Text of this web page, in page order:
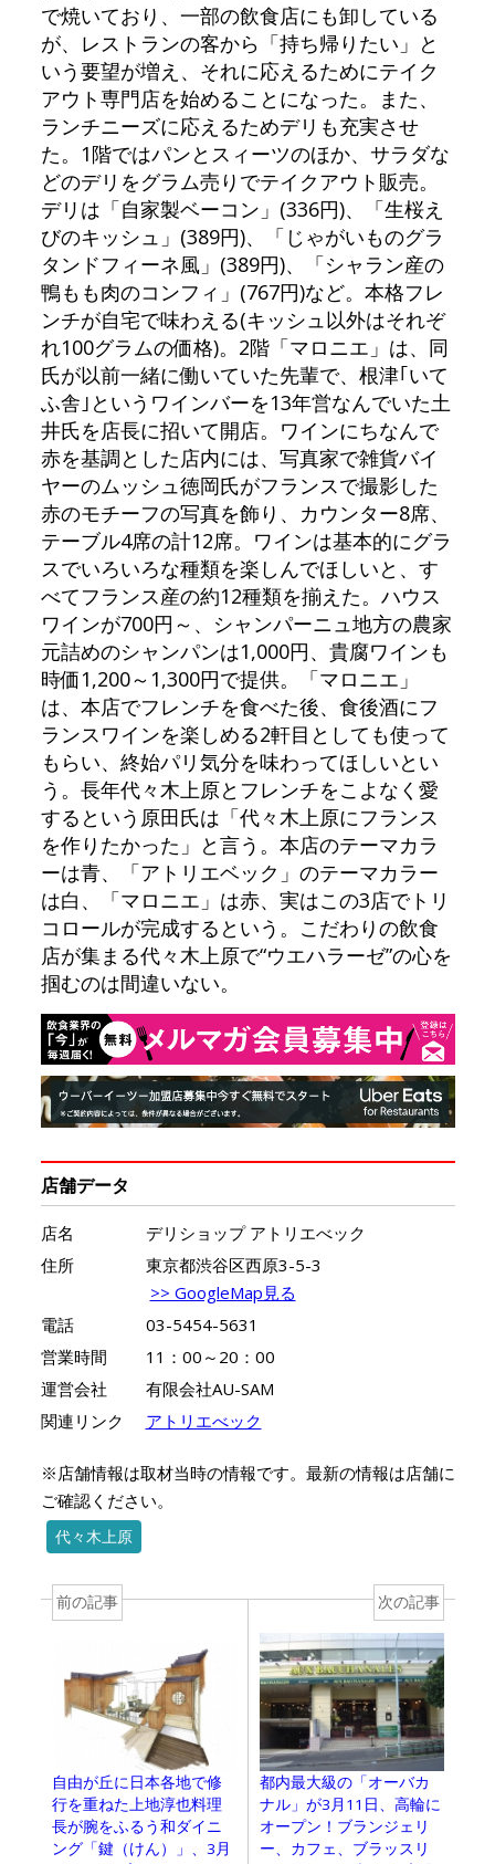
で焼いており、一部の飲食店にも卸している
が、レストランの客から「持ち帰りたい」と
いう要望が増え、それに応えるためにテイク
アウト専門店を始めることになった。また、
ランチニーズに応えるためデリも充実させ
た。1階ではパンとスィーツのほか、サラダな
どのデリをグラム売りでテイクアウト販売。
デリは「自家製ベーコン」(336円)、「生桜え
びのキッシュ」(389円)、「じゃがいものグラ
タンドフィーネ風」(389円)、「シャラン産の
鴨もも肉のコンフィ」(767円)など。本格フレ
ンチが自宅で味わえる(キッシュ以外はそれぞ
れ100グラムの価格)。2階「マロニエ」は、同
氏が以前一緒に働いていた先輩で、根津｢いて
ふ舎｣というワインバーを13年営なんでいた土
井氏を店長に招いて開店。ワインにちなんで
赤を基調とした店内には、写真家で雑貨バイ
ヤーのムッシュ徳岡氏がフランスで撮影した
赤のモチーフの写真を飾り、カウンター8席、
テーブル4席の計12席。ワインは基本的にグラ
スでいろいろな種類を楽しんでほしいと、す
べてフランス産の約12種類を揃えた。ハウス
ワインが700円～、シャンパーニュ地方の農家
元詰めのシャンパンは1,000円、貴腐ワインも
時価1,200～1,300円で提供。「マロニエ」
は、本店でフレンチを食べた後、食後酒にフ
ランスワインを楽しめる2軒目としても使って
もらい、終始パリ気分を味わってほしいとい
う。長年代々木上原とフレンチをこよなく愛
するという原田氏は「代々木上原にフランス
を作りたかった」と言う。本店のテーマカラ
ーは青、「アトリエベック」のテーマカラー
は白、「マロニエ」は赤、実はこの3店でトリ
コロールが完成するという。こだわりの飲食
店が集まる代々木上原で“ウエハラーゼ”の心を
掴むのは間違いない。
店舗データ
店名
デリショップ アトリエべック
住所
東京都渋谷区西原3-5-3
>> GoogleMap見る
電話
03-5454-5631
営業時間
11：00～20：00
運営会社
有限会社AU-SAM
関連リンク
アトリエべック
※店舗情報は取材当時の情報です。最新の情報は店舗に
ご確認ください。
代々木上原
前の記事
自由が丘に日本各地で修
行を重ねた上地淳也料理
長が腕をふるう和ダイニ
ング「鍵（けん）」、3月
次の記事
都内最大級の「オーバカ
ナル」が3月11日、高輪に
オープン！ブランジェリ
ー、カフェ、ブラッスリ